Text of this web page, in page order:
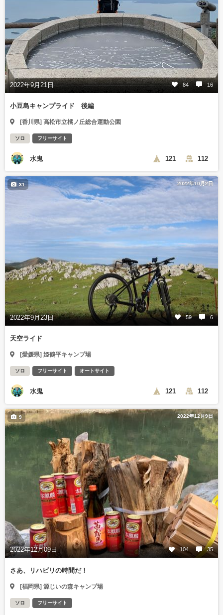
2022年9月21日 84 16
小豆島キャンプライド 後編
[香川県] 高松市立橘ノ丘総合運動公園
ソロ フリーサイト
水鬼 121 112
2022年10月2日
2022年9月23日 59 6
31
天空ライド
[愛媛県] 姫鶴平キャンプ場
ソロ フリーサイト オートサイト
水鬼 121 112
2022年12月9日
2022年12月09日 104 35
9
さあ、リハビリの時間だ！
[福岡県] 源じいの森キャンプ場
ソロ フリーサイト